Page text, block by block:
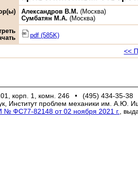
Александров В.М. (Москва)
Сумбатян М.А. (Москва)
pdf (585K)
<<
корп. 1, комн. 246 • (495) 434-35-38
Институт проблем механики им. А.Ю.
№ ФС77-82148 от 02 ноября 2021 г.
,